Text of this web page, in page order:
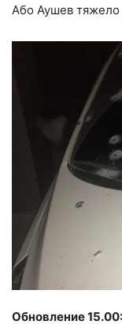
Або Аушев тяжело
Обновление 15.00: